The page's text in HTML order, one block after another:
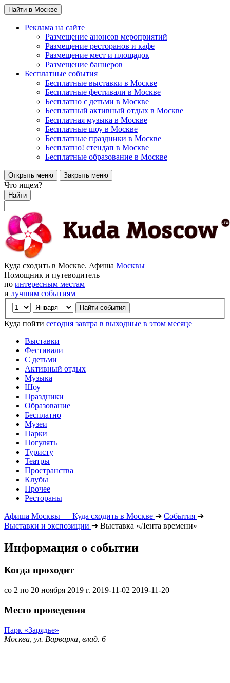
Найти в Москве
Реклама на сайте
Размещение анонсов мероприятий
Размещение ресторанов и кафе
Размещение мест и площадок
Размещение баннеров
Бесплатные события
Бесплатные выставки в Москве
Бесплатные фестивали в Москве
Бесплатно с детьми в Москве
Бесплатный активный отдых в Москве
Бесплатная музыка в Москве
Бесплатные шоу в Москве
Бесплатные праздники в Москве
Бесплатно! стендап в Москве
Бесплатные образование в Москве
Открыть меню Закрыть меню
Что ищем?
Найти
Куда сходить в Москве. Афиша Москвы
Помощник и путеводитель
по интересным местам
и лучшим событиям
Куда пойти сегодня завтра в выходные в этом месяце
Выставки
Фестивали
С детьми
Активный отдых
Музыка
Шоу
Праздники
Образование
Бесплатно
Музеи
Парки
Погулять
Туристу
Театры
Пространства
Клубы
Прочее
Рестораны
Афиша Москвы — Куда сходить в Москве ➔ События ➔
Выставки и экспозиции ➔ Выставка «Лента времени»
Информация о событии
Когда проходит
со 2 по 20 ноября 2019 г. 2019-11-02 2019-11-20
Место проведения
Парк «Зарядье»
Москва, ул. Варварка, влад. 6